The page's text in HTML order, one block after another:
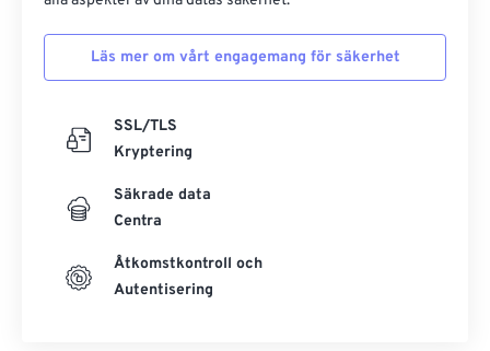
Läs mer om vårt engagemang för säkerhet
SSL/TLS
Kryptering
Säkrade data
Centra
Åtkomstkontroll och
Autentisering